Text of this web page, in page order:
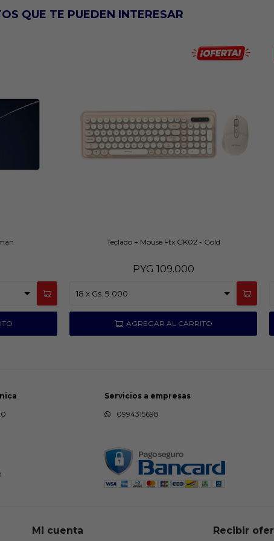
QUE TE PUEDEN INTERESAR
Teclado + Mouse Ftx GK02 - Gold
PYG 109.000
Servicios a empresas
0994315698
Mi cuenta Recibir